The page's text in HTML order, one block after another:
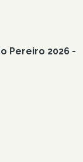
Pereiro 2026 -